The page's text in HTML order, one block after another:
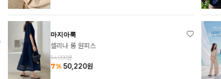
마지아룩
셀리나 롱 원피스
54,000원
7% 50,220원